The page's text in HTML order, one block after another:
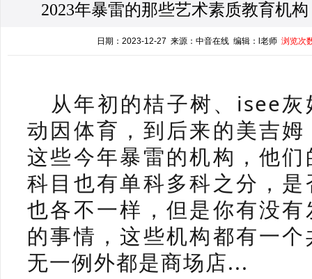
2023年暴雷的那些艺术素质教育机
日期：2023-12-27 来源：中音在线 编辑：l老师浏览次
从年初的桔子树、isee
动因体育，到后来的美吉
这些今年暴雷的机构，他
科目也有单科多科之分，
也各不一样， 但是你有没
的事情，这些机构都有一
无一例外都是商场店...